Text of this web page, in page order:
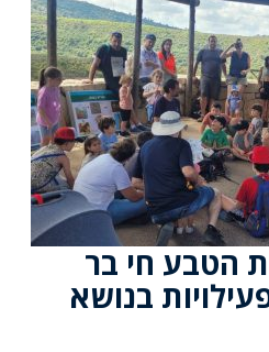
הטבע חי בר
בנושא